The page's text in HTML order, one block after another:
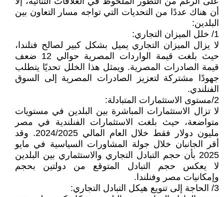
أن هناك عددًا من التحديات التي تواجه مسار التعاون بين
البلدين:
1/ خلل الميزان التجاري:
لا يزال الميزان التجاري يميل بشكل كبير لصالح فنلندا،
حيث بلغت قيمة الواردات المصرية حوالي 12 ضعف
قيمة الصادرات المصرية. ويمثل هذا الخلل تحديًا يتطلب
جهودًا مشتركة لتعزيز الصادرات المصرية إلى السوق
الفنلندي.
2/مستوى الاستثمارات المتبادلة:
لا تزال الاستثمارات المباشرة بين البلدين في مستويات
متواضعة، حيث بلغت الاستثمارات الفنلندية في مصر
مليون دولار فقط خلال العام المالي 2024/2025. وقد
أقر الجانبان خلال جولة المشاورات السياسية في مايو
2025 بأن حجم التبادل التجاري والاستثماري بين البلدين
لا يعكس حجم التبادل المتوقع من دولتين بحجم
وإمكانيات مصر وفنلندا.
3/ الحاجة إلى تنويع هيكل التبادل التجاري: